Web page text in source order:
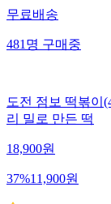
무료배송
481 명 구매중
도전 점보 떡볶이
리 밀로 만든 떡
18,900원
37%11,900원